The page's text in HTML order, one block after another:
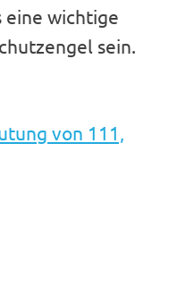
eine wichtige
sein.
von 111,